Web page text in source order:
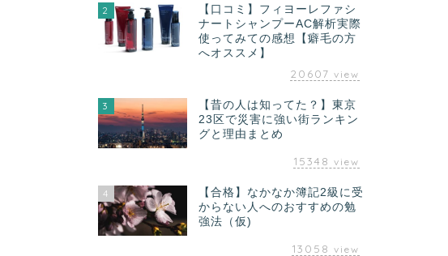
2
【口コミ】フィヨーレファシ
ナートシャンプーAC解析実際
使ってみての感想【癖毛の方
へオススメ】
20607 view
3
【昔の人は知ってた？】東京
23区で災害に強い街ランキン
グと理由まとめ
15348 view
4
【合格】なかなか簿記2級に受
からない人へのおすすめの勉
強法（仮)
13058 view